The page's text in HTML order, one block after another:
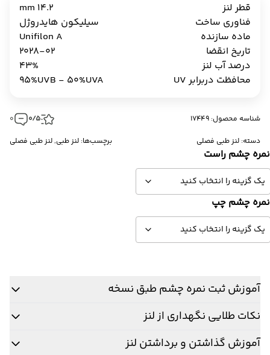
قطر لنز
14.2 mm
فناوری ساخت
سیلیکون هایدروژل
ماده سازنده
Unifilon A
تاریخ انقضا
2028-02
درصد آب لنز
43%
محافظت دربرابر UV
95%UVB - 50%UVA
شناسه محصول: 17449 0/5
0
دسته: لنز طبی فصلی برچسب‌ها: لنز طبی,لنز طبی فصلی
نمره چشم راست
نمره چشم چپ
آموزش ثبت نمره چشم طبق نسخه
نکات طلایی نگهداری از لنز
آموزش گذاشتن و برداشتن لنز